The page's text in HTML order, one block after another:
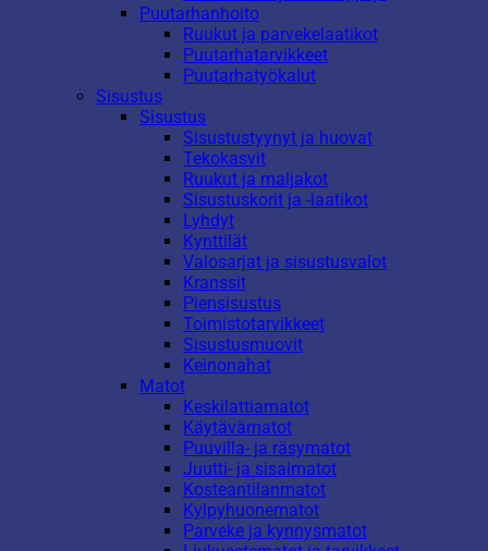
Puutarhanhoito
Ruukut ja parvekelaatikot
Puutarhatarvikkeet
Puutarhatyökalut
Sisustus
Sisustus
Sisustustyynyt ja huovat
Tekokasvit
Ruukut ja maljakot
Sisustuskorit ja -laatikot
Lyhdyt
Kynttilät
Valosarjat ja sisustusvalot
Kranssit
Piensisustus
Toimistotarvikkeet
Sisustusmuovit
Keinonahat
Matot
Keskilattiamatot
Käytävämatot
Puuvilla- ja räsymatot
Juutti- ja sisalmatot
Kosteantilanmatot
Kylpyhuonematot
Parveke ja kynnysmatot